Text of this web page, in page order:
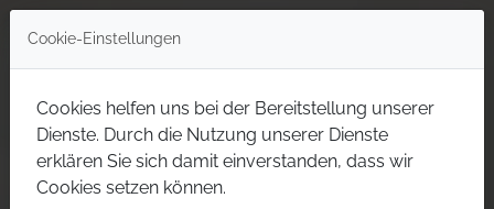
Cookie-Einstellungen
Cookies helfen uns bei der Bereitstellung unserer
Dienste. Durch die Nutzung unserer Dienste
erklären Sie sich damit einverstanden, dass wir
Cookies setzen können.